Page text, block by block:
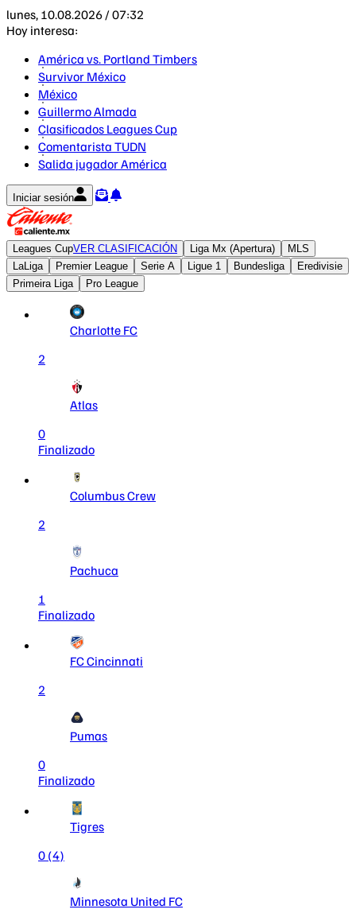
lunes, 10.08.2026 / 07:32
Hoy interesa:
América vs. Portland Timbers
Survivor México
México
Guillermo Almada
Clasificados Leagues Cup
Comentarista TUDN
Salida jugador América
Iniciar sesión
Leagues CupVER CLASIFICACIÓN Liga Mx (Apertura)
MLS
LaLiga
Premier League Serie A Ligue 1 Bundesliga
Eredivisie
Primeira Liga
Pro League
Charlotte FC
2
Atlas
0
Finalizado
Columbus Crew
2
Pachuca
1
Finalizado
FC Cincinnati
2
Pumas
0
Finalizado
Tigres
0 (4)
Minnesota United FC